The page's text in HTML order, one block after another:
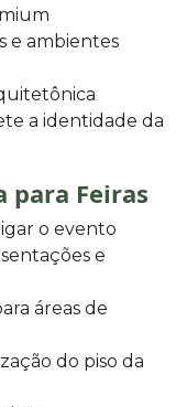
e ambientes
a identidade da
Feiras
o evento
e
áreas de
do piso da